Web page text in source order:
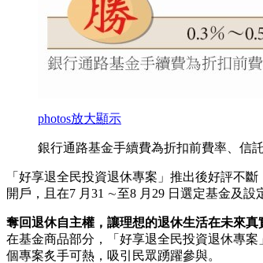
photos放大顯示
銀行通路基金手續費為折扣前費率、信
「好享退全民投資退休專案」推出後好評不
開戶，且在7 月31 ∼至8 月29 日選定基金及
奪回退休自主權，讓理想的退休生活在未來真
在基金商品部分，「好享退全民投資退休專
個專案炙手可熱，吸引民眾踴躍參與。